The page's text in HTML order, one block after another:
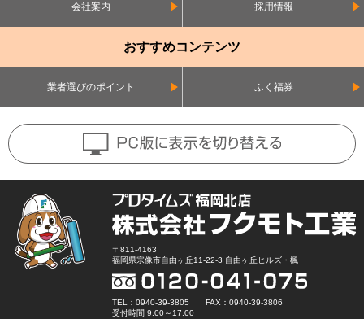
会社案内 採用情報
おすすめコンテンツ
業者選びのポイント ふく福券
〒811-4163
福岡県宗像市自由ヶ丘11-22-3 自由ヶ丘ヒルズ・楓
TEL：0940-39-3805 FAX：0940-39-3806
受付時間 9:00～17:00